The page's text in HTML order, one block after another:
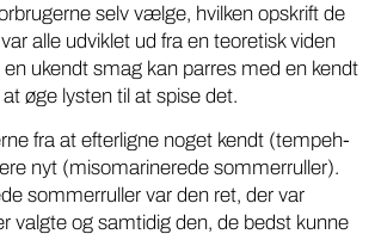
selv vælge, hvilken opskrift de
alle udviklet ud fra en teoretisk viden
ukendt smag kan parres med en kendt
øge lysten til at spise det.
fra at efterligne noget kendt (tempeh-
nyt (misomarinerede sommerruller).
sommerruller var den ret, der var
valgte og samtidig den, de bedst kunne